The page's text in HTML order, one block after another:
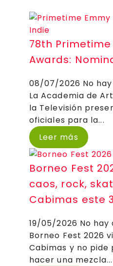
78th Primetime
Awards:
08/07/2026 No
La Academia de
la Televisión
oficiales para la...
Leer más
Borneo Fest
caos, rock,
Cabimas este
19/05/2026 No
Borneo Fest 2026
Cabimas y no pide
hacer una mezcla...